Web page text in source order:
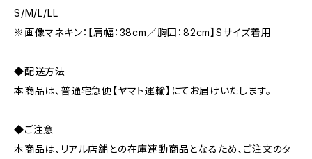
S/M/L/LL
※画像マネキン：【肩幅：38cm／胸囲：82cm】Sサイズ着用
◆配送方法
本商品は、普通宅急便【ヤマト運輸】にてお届けいたします。
◆ご注意
本商品は、リアル店舗との在庫連動商品となるため、ご注文のタ